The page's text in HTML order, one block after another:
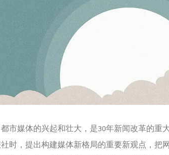
媒体的兴起和壮大，是30年新闻改革的重
时，提出构建媒体新格局的重要新观点，把